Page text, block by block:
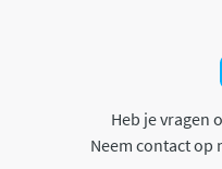
Heb je vragen
Neem contact op